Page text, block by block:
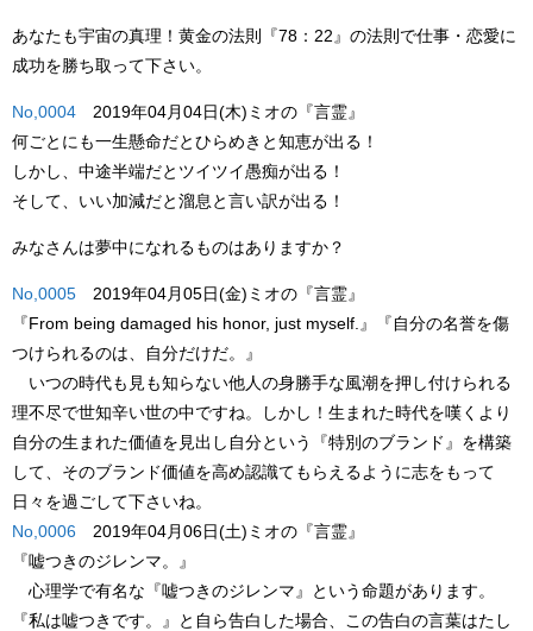
あなたも宇宙の真理！黄金の法則『78：22』の法則で仕事・恋愛に
成功を勝ち取って下さい。
No,0004 2019年04月04日(木)ミオの『言霊』
何ごとにも一生懸命だとひらめきと知恵が出る！
しかし、中途半端だとツイツイ愚痴が出る！
そして、いい加減だと溜息と言い訳が出る！
みなさんは夢中になれるものはありますか？
No,0005 2019年04月05日(金)ミオの『言霊』
『From being damaged his honor, just myself.』
『自分の名誉を傷
つけられるのは、自分だけだ。』
いつの時代も見も知らない他人の身勝手な風潮を押し付けられる
理不尽で世知辛い世の中ですね。しかし！生まれた時代を嘆くより
自分の生まれた価値を見出し自分という
『特別のブランド』 を構築
して、そのブランド価値を高め認識てもらえるように志をもって
日々を過ごして下さいね。
No,0006 2019年04月06日(土)ミオの『言霊』
『嘘つきのジレンマ。』
心理学で有名な 『嘘つきのジレンマ』
という命題があります。
『私は嘘つきです。』
と自ら告白した場合、この告白の言葉はたし